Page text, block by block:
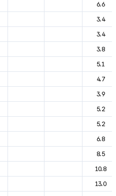
6.6
3.4
3.4
3.8
5.1
4.7
3.9
5.2
5.2
6.8
8.5
10.8
13.0